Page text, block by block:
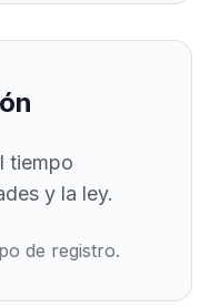
tiempo
y la ley.
de registro.